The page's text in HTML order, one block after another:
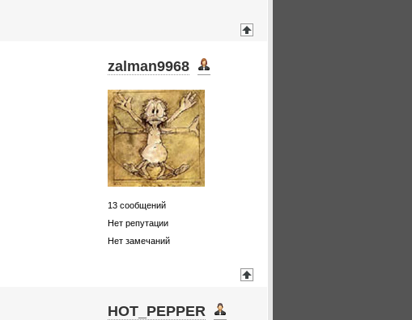
zalman9968
13 сообщений
Нет репутации
Нет замечаний
HOT_PEPPER